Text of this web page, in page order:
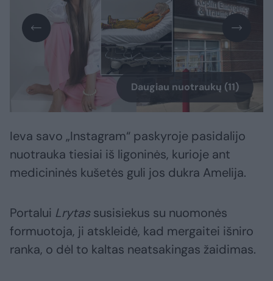
Daugiau nuotraukų (11)
Ieva savo „Instagram“ paskyroje pasidalijo
nuotrauka tiesiai iš ligoninės, kurioje ant
medicininės kušetės guli jos dukra Amelija.
Portalui Lrytassusisiekus su nuomonės
formuotoja, ji atskleidė, kad mergaitei išniro
ranka, o dėl to kaltas neatsakingas žaidimas.